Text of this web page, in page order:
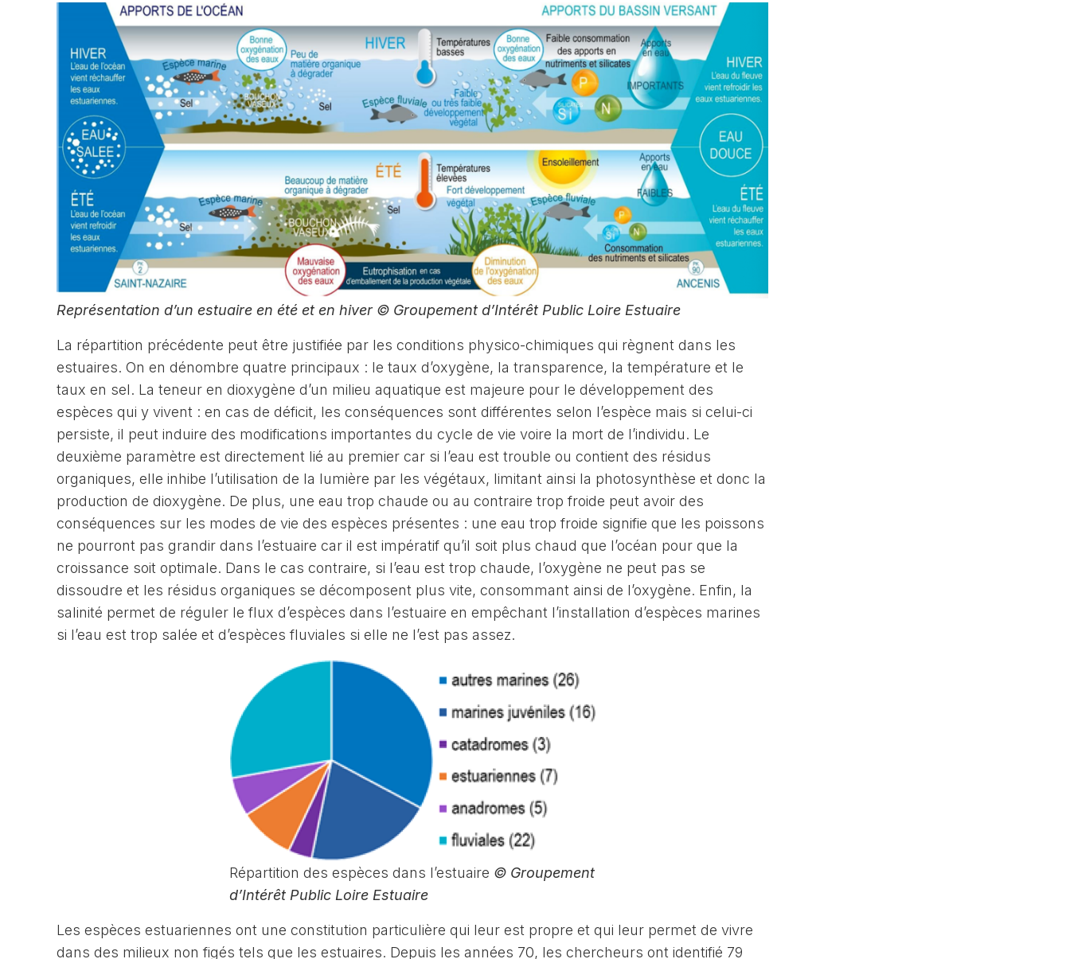
Représentation d’un estuaire en été et en hiver © Groupement d’Intérêt Public Loire Estuaire
La répartition précédente peut être justifiée par les conditions physico-chimiques qui règnent dans les
estuaires. On en dénombre quatre principaux : le taux d’oxygène, la transparence, la température et le
taux en sel. La teneur en dioxygène d’un milieu aquatique est majeure pour le développement des
espèces qui y vivent : en cas de déficit, les conséquences sont différentes selon l’espèce mais si celui-ci
persiste, il peut induire des modifications importantes du cycle de vie voire la mort de l’individu. Le
deuxième paramètre est directement lié au premier car si l’eau est trouble ou contient des résidus
organiques, elle inhibe l’utilisation de la lumière par les végétaux, limitant ainsi la photosynthèse et donc la
production de dioxygène. De plus, une eau trop chaude ou au contraire trop froide peut avoir des
conséquences sur les modes de vie des espèces présentes : une eau trop froide signifie que les poissons
ne pourront pas grandir dans l’estuaire car il est impératif qu’il soit plus chaud que l’océan pour que la
croissance soit optimale. Dans le cas contraire, si l’eau est trop chaude, l’oxygène ne peut pas se
dissoudre et les résidus organiques se décomposent plus vite, consommant ainsi de l’oxygène. Enfin, la
salinité permet de réguler le flux d’espèces dans l’estuaire en empêchant l’installation d’espèces marines
si l’eau est trop salée et d’espèces fluviales si elle ne l’est pas assez.
Répartition des espèces dans l’estuaire © Groupement
d’Intérêt Public Loire Estuaire
Les espèces estuariennes ont une constitution particulière qui leur est propre et qui leur permet de vivre
dans des milieux non figés tels que les estuaires. Depuis les années 70, les chercheurs ont identifié 79